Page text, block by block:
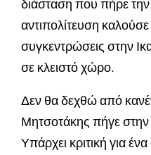
διάσταση που πήρε την
αντιπολίτευση
συγκεντρώσεις στην
σε κλειστό χώρο.
Δεν θα δεχθώ από
Μητσοτάκης πήγε στην
Υπάρχει κριτική για